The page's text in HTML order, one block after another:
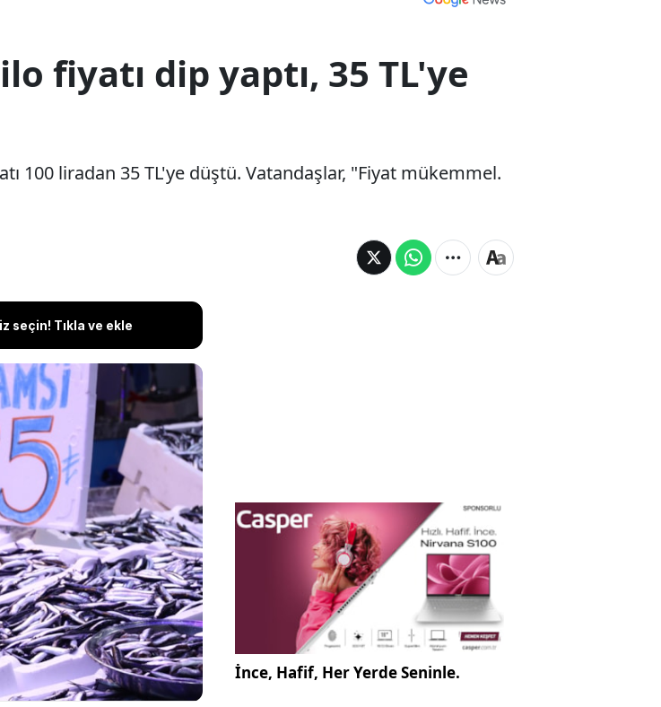
fiyatı dip yaptı, 35 TL'ye
100 liradan 35 TL'ye düştü. Vatandaşlar, "Fiyat mükemmel.
seçin! Tıkla ve ekle
nedeniyle kilo fiyatı 100
"Fiyat mükemmel.
yaptı.
İnce, Hafif, Her Yerde Seninle.